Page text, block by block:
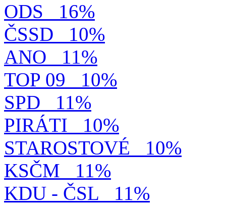
ODS
16%
ČSSD
10%
ANO
11%
TOP 09
10%
SPD
11%
PIRÁTI
10%
STAROSTOVÉ
10%
KSČM
11%
KDU - ČSL
11%